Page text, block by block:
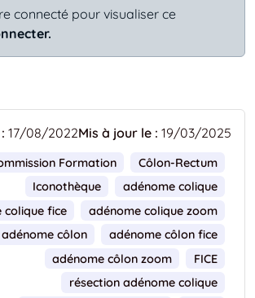
connecté pour visualiser ce
17/08/2022Mis à jour le : 19/03/2025
Formation
Côlon-Rectum
Iconothèque
adénome colique
colique fice
adénome colique zoom
adénome côlon
adénome côlon fice
adénome côlon zoom
FICE
résection adénome colique